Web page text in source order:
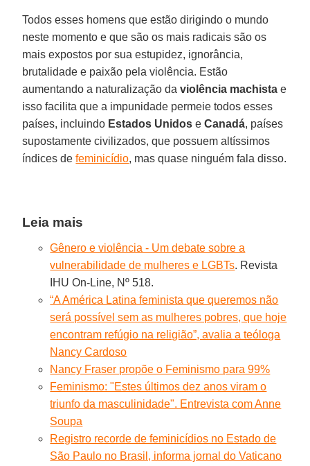
Todos esses homens que estão dirigindo o mundo
neste momento e que são os mais radicais são os
mais expostos por sua estupidez, ignorância,
brutalidade e paixão pela violência. Estão
aumentando a naturalização daviolência machista e
isso facilita que a impunidade permeie todos esses
países, incluindo Estados Unidos eCanadá, países
supostamente civilizados, que possuem altíssimos
índices defeminicídio, mas quase ninguém fala disso.
Leia mais
Gênero e violência - Um debate sobre a
vulnerabilidade de mulheres e LGBTs. Revista
IHU On-Line, Nº 518.
“A América Latina feminista que queremos não
será possível sem as mulheres pobres, que hoje
encontram refúgio na religião”, avalia a teóloga
Nancy Cardoso
Nancy Fraser propõe o Feminismo para 99%
Feminismo: "Estes últimos dez anos viram o
triunfo da masculinidade". Entrevista com Anne
Soupa
Registro recorde de feminicídios no Estado de
São Paulo no Brasil, informa jornal do Vaticano